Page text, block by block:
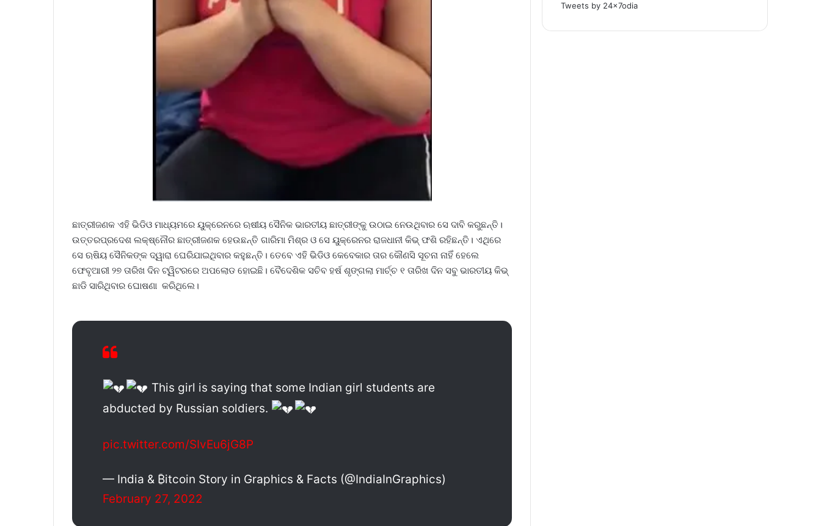
ଛାତ୍ରୀଜଣକ ଏହି ଭିଡିଓ ମାଧ୍ୟମରେ ୟୁକ୍ରେନରେ ଋଷୀୟ ସୈନିକ ଭାରତୀୟ ଛାତ୍ରୀଙ୍କୁ ଉଠାଇ ନେଉଥିବାର ସେ ଦାବି କରୁଛନ୍ତି।
ଉତ୍ତରପ୍ରଦେଶ ଲକ୍ଷ୍ନୌର ଛାତ୍ରୀଜଣକ ହେଉଛନ୍ତି ଗାରିମା ମିଶ୍ର ଓ ସେ ୟୁକ୍ରେନର ରାଜଧାନୀ କିଭ୍ ଫଶି ରହିଛନ୍ତି। ଏଥିରେ
ସେ ଋଷିୟ ସୈନିକଙ୍କ ଦ୍ୱାରା ଘେରିଯାଇଥିବାର କହୁଛନ୍ତି। ତେବେ ଏହି ଭିଡିଓ କେବେକାର ତାର କୌଣସି ସୂଚନା ନାହିଁ ହେଲେ
ଫେବୃଆରୀ ୨୭ ତାରିଖ ଦିନ ଟ୍ୱିଟରରେ ଅପଲୋଡ ହୋଇଛି। ବୈଦେଶିକ ସଚିବ ହର୍ଷ ଶୃଙ୍ଗଲା ମାର୍ଚ୍ଚ ୧ ତାରିଖ ଦିନ ସବୁ ଭାରତୀୟ କିଭ୍
ଛାଡି ସାରିଥିବାର ଘୋଷଣା କରିଥିଲେ।
This girl is saying that some Indian girl students are
abducted by Russian soldiers.
pic.twitter.com/SIvEu6jG8P
— India & ₿itcoin Story in Graphics & Facts (@IndiaInGraphics)
February 27, 2022
Tweets by 24x7odia